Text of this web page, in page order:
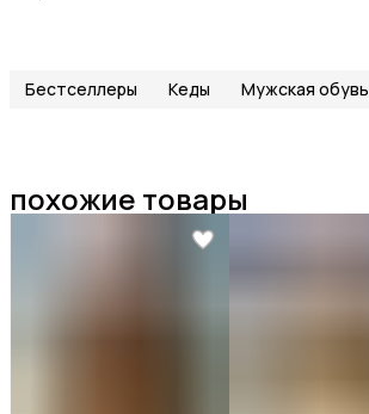
Бестселлеры Кеды Мужская обувь
похожие товары